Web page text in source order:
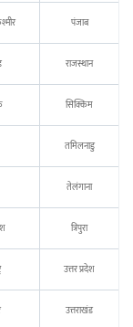
पंजाब
राजस्थान
सिक्किम
तमिलनाडु
तेलंगाना
त्रिपुरा
उत्तर प्रदेश
उत्तराखंड